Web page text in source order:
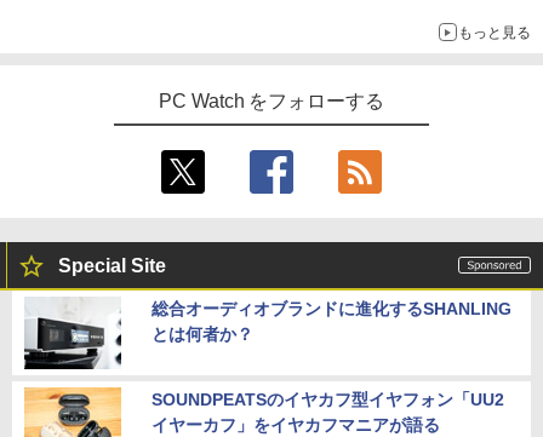
ッチ選択】 モバイルモニター 15.6インチ
ポータブルモニター ゲーミングモニター
リモートワーク IPS Tpye-C/mini HDMI
5
HP P224 LED液晶モニター 21.5インチワ
イド 薄型 液晶ディスプレイ 1920×1080
（フルHD）白色LEDバックライト IPSパ
ネル 非光沢 ノングレア ディスプレイポ
￥5,600
もっと見る
PC Watch をフォローする
Special Site
総合オーディオブランドに進化するSHANLING
とは何者か？
SOUNDPEATSのイヤカフ型イヤフォン「UU2
イヤーカフ」をイヤカフマニアが語る